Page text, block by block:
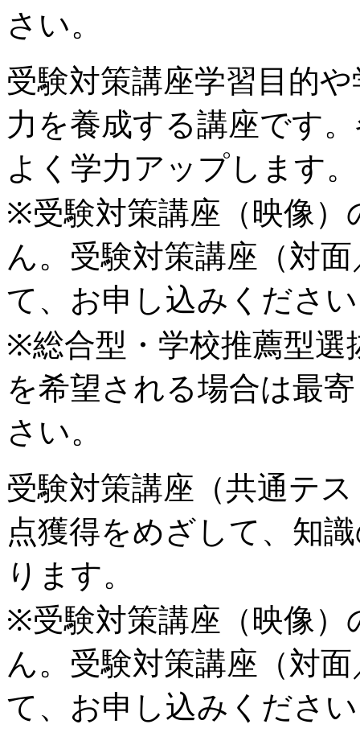
さい。
受験対策講座学習目的
力を養成する講座です
よく学力アップします。
※受験対策講座（映像
ん。受験対策講座（対
て、お申し込みくださ
※総合型・学校推薦型選
を希望される場合は最
さい。
受験対策講座（共通テ
点獲得をめざして、知
ります。
※受験対策講座（映像
ん。受験対策講座（対
て、お申し込みくださ